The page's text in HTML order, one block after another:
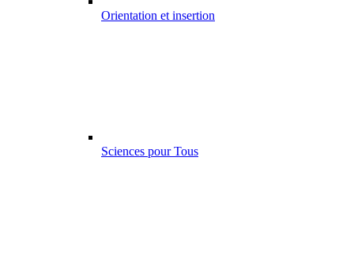
Orientation et insertion
Sciences pour Tous